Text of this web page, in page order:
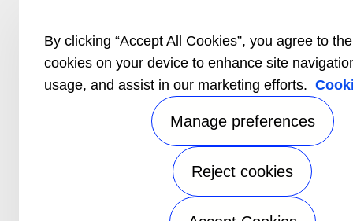
By clicking “Accept All Cookies”, you agree to
cookies on your device to enhance site
usage, and assist in our marketing efforts.
Manage preferences
Reject cookies